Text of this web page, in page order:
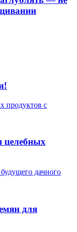
продуктов с
целебных
дачного
для